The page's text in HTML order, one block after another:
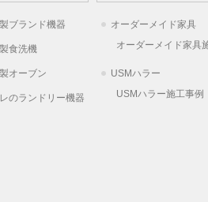
ブランド機器
食洗機
オーブン
のランドリー機器
オーダーメイド家具
オーダーメイド家具
USMハラー
USMハラー施工事例